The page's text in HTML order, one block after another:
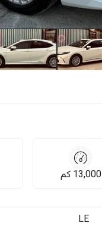
13,000 كم
LE